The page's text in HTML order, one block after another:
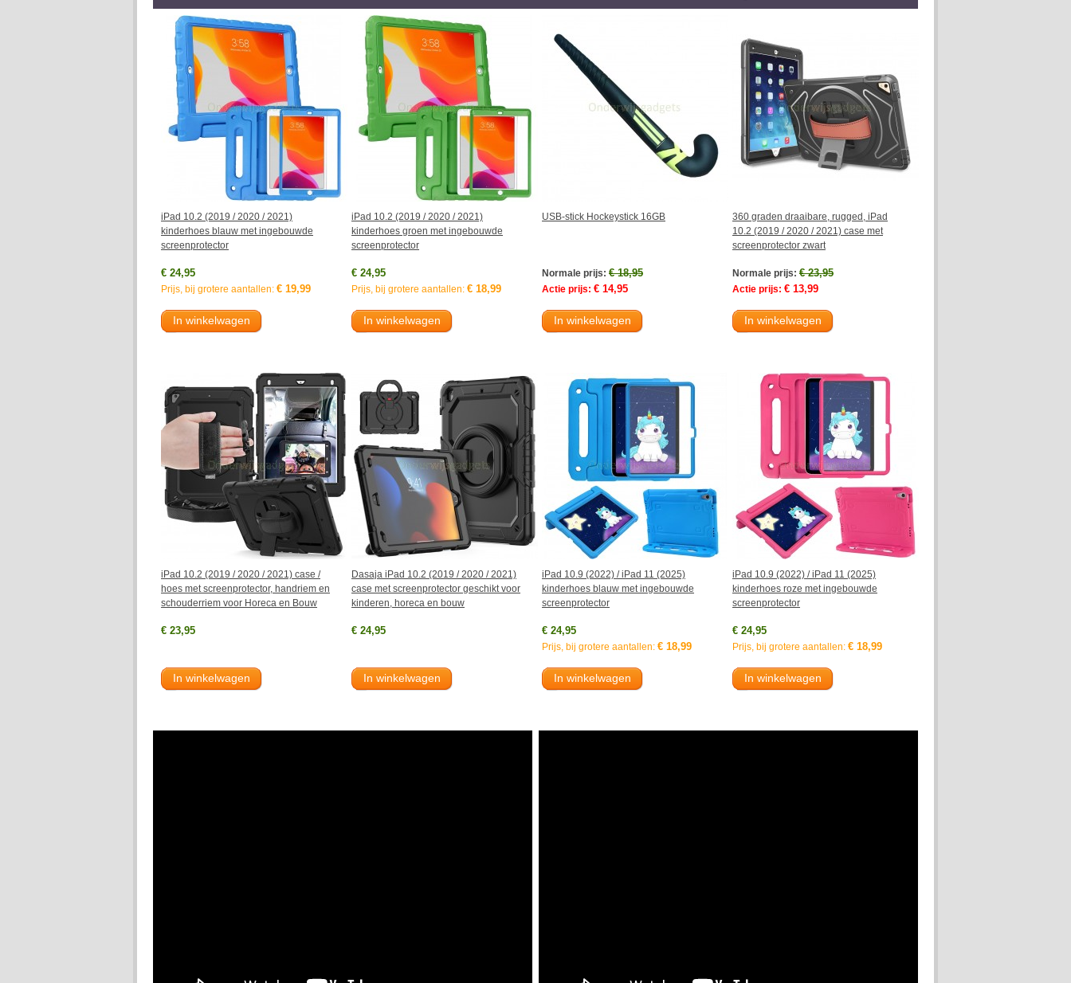
iPad 10.2 (2019 / 2020 / 2021)
kinderhoes blauw met ingebouwde
screenprotector
€ 24,95
Prijs, bij grotere aantallen: € 19,99
In winkelwagen
iPad 10.2 (2019 / 2020 / 2021)
kinderhoes groen met ingebouwde
screenprotector
€ 24,95
Prijs, bij grotere aantallen: € 18,99
In winkelwagen
USB-stick Hockeystick 16GB
Normale prijs: € 18,95
Actie prijs: € 14,95
In winkelwagen
360 graden draaibare, rugged, iPad
10.2 (2019 / 2020 / 2021) case met
screenprotector zwart
Normale prijs: € 23,95
Actie prijs: € 13,99
In winkelwagen
iPad 10.2 (2019 / 2020 / 2021) case /
hoes met screenprotector, handriem en
schouderriem voor Horeca en Bouw
€ 23,95
In winkelwagen
Dasaja iPad 10.2 (2019 / 2020 / 2021)
case met screenprotector geschikt voor
kinderen, horeca en bouw
€ 24,95
In winkelwagen
iPad 10.9 (2022) / iPad 11 (2025)
kinderhoes blauw met ingebouwde
screenprotector
€ 24,95
Prijs, bij grotere aantallen: € 18,99
In winkelwagen
iPad 10.9 (2022) / iPad 11 (2025)
kinderhoes roze met ingebouwde
screenprotector
€ 24,95
Prijs, bij grotere aantallen: € 18,99
In winkelwagen